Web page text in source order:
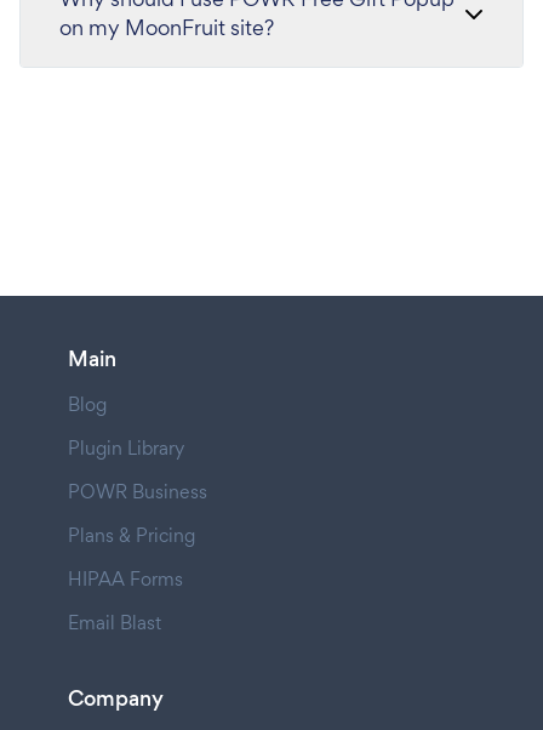
on my MoonFruit site?
Main
Blog
Plugin Library
POWR Business
Plans & Pricing
HIPAA Forms
Email Blast
Company